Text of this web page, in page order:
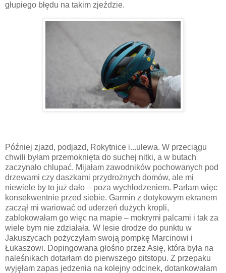
głupiego błędu na takim zjeździe.
Później zjazd, podjazd, Rokytnice i...ulewa. W przeciągu
chwili byłam przemoknięta do suchej nitki, a w butach
zaczynało chlupać. Mijałam zawodników pochowanych pod
drzewami czy daszkami przydrożnych domów, ale mi
niewiele by to już dało – poza wychłodzeniem. Parłam więc
konsekwentnie przed siebie. Garmin z dotykowym ekranem
zaczął mi wariować od uderzeń dużych kropli,
zablokowałam go więc na mapie – mokrymi palcami i tak za
wiele bym nie zdziałała. W lesie drodze do punktu w
Jakuszycach pożyczyłam swoją pompkę Marcinowi i
Łukaszowi. Dopingowana głośno przez Asię, która była na
naleśnikach dotarłam do pierwszego pitstopu. Z przepaku
wyjęłam zapas jedzenia na kolejny odcinek, dotankowałam